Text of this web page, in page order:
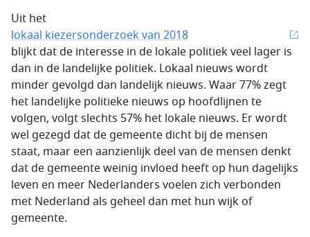
Uit het
lokaal kiezersonderzoek van 2018
blijkt dat de interesse in de lokale politiek veel lager is
dan in de landelijke politiek. Lokaal nieuws wordt
minder gevolgd dan landelijk nieuws. Waar 77% zegt
het landelijke politieke nieuws op hoofdlijnen te
volgen, volgt slechts 57% het lokale nieuws. Er wordt
wel gezegd dat de gemeente dicht bij de mensen
staat, maar een aanzienlijk deel van de mensen denkt
dat de gemeente weinig invloed heeft op hun dagelijks
leven en meer Nederlanders voelen zich verbonden
met Nederland als geheel dan met hun wijk of
gemeente.